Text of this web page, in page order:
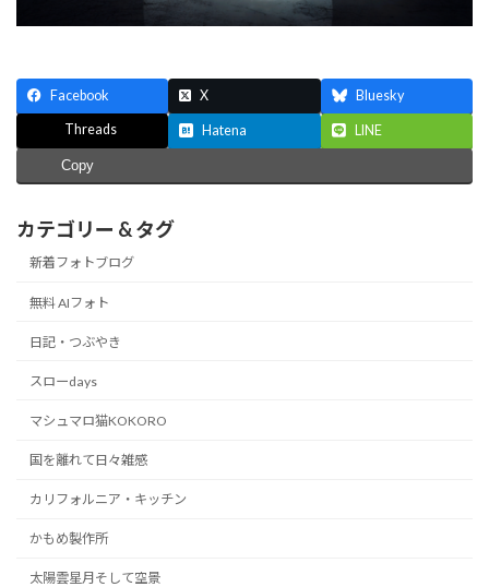
Facebook X Bluesky
Threads Hatena LINE
Copy
カテゴリー & タグ
新着フォトブログ
無料 AIフォト
日記・つぶやき
スローdays
マシュマロ猫KOKORO
国を離れて日々雑感
カリフォルニア・キッチン
かもめ製作所
太陽雲星月そして空景